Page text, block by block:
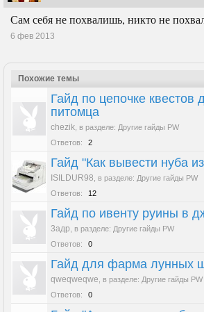
Сам себя не похвалишь, никто не
6 фев 2013
Похожие темы
Гайд по цепочке квестов
питомца
chezik в разделе: Другие гайды PW
Ответов:
2
Гайд "Как вывести нуба
ISILDUR98 в разделе: Другие гайды PW
Ответов:
12
Гайд по ивенту руины в
3адр в разделе: Другие гайды PW
Ответов:
0
Гайд для фарма лунных
qweqweqwe в разделе: Другие гайды PW
Ответов:
0